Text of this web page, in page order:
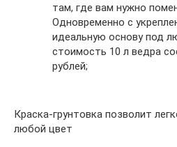
там, где вам нужно
Одновременно с
идеальную основу под
стоимость 10 л ведра
рублей;
Краска-грунтовка позволит
любой цвет